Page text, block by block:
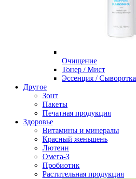
Очищение
Тонер / Мист
Эссенция / Сыворотка
Другое
Зонт
Пакеты
Печатная продукция
Здоровье
Витамины и минералы
Красный женьшень
Лютеин
Омега-3
Пробиотик
Растительная продукция